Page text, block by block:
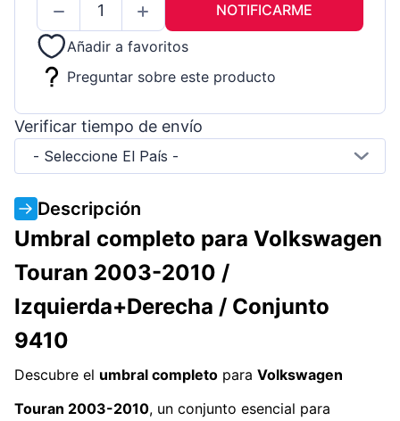
NOTIFICARME
Añadir a favoritos
Preguntar sobre este producto
Verificar tiempo de envío
- Seleccione El País -
Descripción
Umbral completo para Volkswagen
Touran 2003-2010 /
Izquierda+Derecha / Conjunto
9410
Descubre el umbral completo para Volkswagen
Touran 2003-2010, un conjunto esencial para